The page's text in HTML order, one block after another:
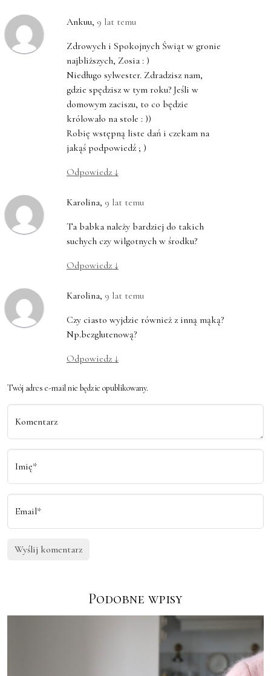
Ankuu, 9 lat temu
Zdrowych i Spokojnych Świąt w gronie
najbliższych, Zosia : )
Niedługo sylwester. Zdradzisz nam,
gdzie spędzisz w tym roku? Jeśli w
domowym zaciszu, to co będzie
królowało na stole : ))
Robię wstępną liste dań i czekam na
jakąś podpowiedź ; )
Odpowiedz ↓
Karolina, 9 lat temu
Ta babka należy bardziej do takich
suchych czy wilgotnych w środku?
Odpowiedz ↓
Karolina, 9 lat temu
Czy ciasto wyjdzie również z inną mąką?
Np.bezglutenową?
Odpowiedz ↓
Twój adres e-mail nie będzie opublikowany.
Komentarz
Imię*
Email*
Podobne wpisy